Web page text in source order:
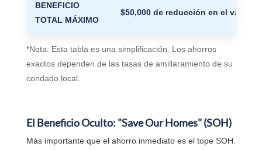
BENEFICIO
TOTAL MÁXIMO
$50,000 de reducción en el valor
*Nota: Esta tabla es una simplificación. Los ahorros
exactos dependen de las tasas de amillaramiento de su
condado local.
El Beneficio Oculto: "Save Our Homes" (SOH)
Más importante que el ahorro inmediato es el tope SOH.